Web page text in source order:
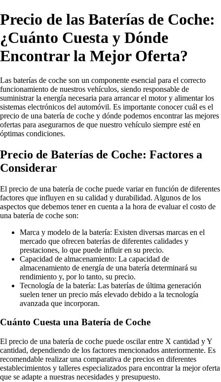
Precio de las Baterías de Coche:
¿Cuánto Cuesta y Dónde
Encontrar la Mejor Oferta?
Las baterías de coche son un componente esencial para el correcto
funcionamiento de nuestros vehículos, siendo responsable de
suministrar la energía necesaria para arrancar el motor y alimentar los
sistemas electrónicos del automóvil. Es importante conocer cuál es el
precio de una batería de coche y dónde podemos encontrar las mejores
ofertas para asegurarnos de que nuestro vehículo siempre esté en
óptimas condiciones.
Precio de Baterías de Coche: Factores a
Considerar
El precio de una batería de coche puede variar en función de diferentes
factores que influyen en su calidad y durabilidad. Algunos de los
aspectos que debemos tener en cuenta a la hora de evaluar el costo de
una batería de coche son:
Marca y modelo de la batería: Existen diversas marcas en el
mercado que ofrecen baterías de diferentes calidades y
prestaciones, lo que puede influir en su precio.
Capacidad de almacenamiento: La capacidad de
almacenamiento de energía de una batería determinará su
rendimiento y, por lo tanto, su precio.
Tecnología de la batería: Las baterías de última generación
suelen tener un precio más elevado debido a la tecnología
avanzada que incorporan.
Cuánto Cuesta una Batería de Coche
El precio de una batería de coche puede oscilar entre X cantidad y Y
cantidad, dependiendo de los factores mencionados anteriormente. Es
recomendable realizar una comparativa de precios en diferentes
establecimientos y talleres especializados para encontrar la mejor oferta
que se adapte a nuestras necesidades y presupuesto.